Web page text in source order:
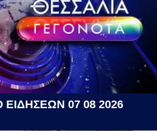
ΕΙΔΗΣΕΩΝ 07 08 2026